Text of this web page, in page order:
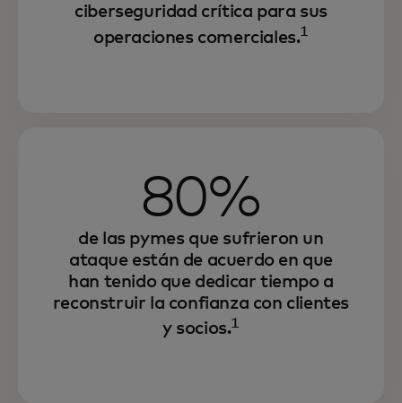
ciberseguridad crítica para sus
operaciones comerciales.1
80%
de las pymes que sufrieron un
ataque están de acuerdo en que
han tenido que dedicar tiempo a
reconstruir la confianza con clientes
y socios.1